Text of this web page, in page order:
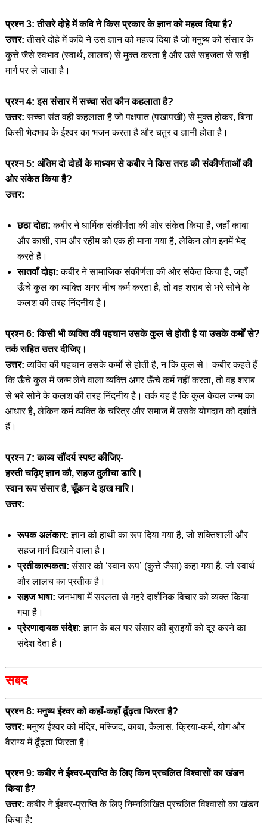
प्रश्न 3: तीसरे दोहे में कवि ने किस प्रकार के ज्ञान को महत्व दिया है?
उत्तर: तीसरे दोहे में कवि ने उस ज्ञान को महत्व दिया है जो मनुष्य को संसार के
कुत्ते जैसे स्वभाव (स्वार्थ, लालच) से मुक्त करता है और उसे सहजता से सही
मार्ग पर ले जाता है।
प्रश्न 4: इस संसार में सच्चा संत कौन कहलाता है?
उत्तर: सच्चा संत वही कहलाता है जो पक्षपात (पखापखी) से मुक्त होकर, बिना
किसी भेदभाव के ईश्वर का भजन करता है और चतुर व ज्ञानी होता है।
प्रश्न 5: अंतिम दो दोहों के माध्यम से कबीर ने किस तरह की संकीर्णताओं की
ओर संकेत किया है?
उत्तर:
छठा दोहा: कबीर ने धार्मिक संकीर्णता की ओर संकेत किया है, जहाँ काबा
और काशी, राम और रहीम को एक ही माना गया है, लेकिन लोग इनमें भेद
करते हैं।
सातवाँ दोहा: कबीर ने सामाजिक संकीर्णता की ओर संकेत किया है, जहाँ
ऊँचे कुल का व्यक्ति अगर नीच कर्म करता है, तो वह शराब से भरे सोने के
कलश की तरह निंदनीय है।
प्रश्न 6: किसी भी व्यक्ति की पहचान उसके कुल से होती है या उसके कर्मों से?
तर्क सहित उत्तर दीजिए।
उत्तर: व्यक्ति की पहचान उसके कर्मों से होती है, न कि कुल से। कबीर कहते हैं
कि ऊँचे कुल में जन्म लेने वाला व्यक्ति अगर ऊँचे कर्म नहीं करता, तो वह शराब
से भरे सोने के कलश की तरह निंदनीय है। तर्क यह है कि कुल केवल जन्म का
आधार है, लेकिन कर्म व्यक्ति के चरित्र और समाज में उसके योगदान को दर्शाते
हैं।
प्रश्न 7: काव्य सौंदर्य स्पष्ट कीजिए-
हस्ती चढ़िए ज्ञान कौ, सहज दुलीचा डारि।
स्वान रूप संसार है, चूँकन दे झख मारि।
उत्तर:
रूपक अलंकार: ज्ञान को हाथी का रूप दिया गया है, जो शक्तिशाली और
सहज मार्ग दिखाने वाला है।
प्रतीकात्मकता: संसार को ‘स्वान रूप’ (कुत्ते जैसा) कहा गया है, जो स्वार्थ
और लालच का प्रतीक है।
सहज भाषा: जनभाषा में सरलता से गहरे दार्शनिक विचार को व्यक्त किया
गया है।
प्रेरणादायक संदेश: ज्ञान के बल पर संसार की बुराइयों को दूर करने का
संदेश देता है।
सबद
प्रश्न 8: मनुष्य ईश्वर को कहाँ-कहाँ ढूँढ़ता फिरता है?
उत्तर: मनुष्य ईश्वर को मंदिर, मस्जिद, काबा, कैलास, क्रिया-कर्म, योग और
वैराग्य में ढूँढ़ता फिरता है।
प्रश्न 9: कबीर ने ईश्वर-प्राप्ति के लिए किन प्रचलित विश्वासों का खंडन
किया है?
उत्तर: कबीर ने ईश्वर-प्राप्ति के लिए निम्नलिखित प्रचलित विश्वासों का खंडन
किया है: